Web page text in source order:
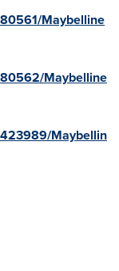
Maybelline
Maybelline
Maybellin